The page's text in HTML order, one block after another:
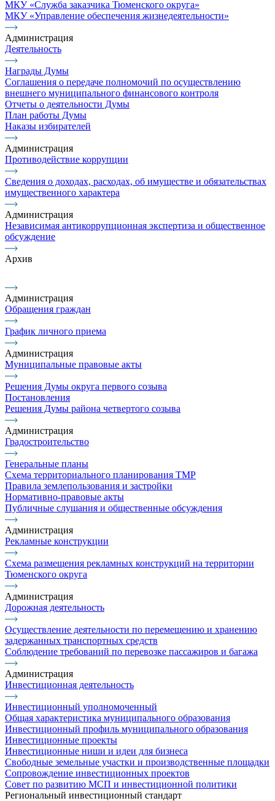
МКУ «Служба заказчика Тюменского округа»
МКУ «Управление обеспечения жизнедеятельности»
Администрация
Деятельность
Награды Думы
Соглашения о передаче полномочий по осуществлению
внешнего муниципального финансового контроля
Отчеты о деятельности Думы
План работы Думы
Наказы избирателей
Администрация
Противодействие коррупции
Сведения о доходах, расходах, об имуществе и обязательствах
имущественного характера
Администрация
Независимая антикоррупционная экспертиза и общественное
обсуждение
Архив
Администрация
Обращения граждан
График личного приема
Администрация
Муниципальные правовые акты
Решения Думы округа первого созыва
Постановления
Решения Думы района четвертого созыва
Администрация
Градостроительство
Генеральные планы
Схема территориального планирования ТМР
Правила землепользования и застройки
Нормативно-правовые акты
Публичные слушания и общественные обсуждения
Администрация
Рекламные конструкции
Схема размещения рекламных конструкций на территории
Тюменского округа
Администрация
Дорожная деятельность
Осуществление деятельности по перемещению и хранению
задержанных транспортных средств
Соблюдение требований по перевозке пассажиров и багажа
Администрация
Инвестиционная деятельность
Инвестиционный уполномоченный
Общая характеристика муниципального образования
Инвестиционный профиль муниципального образования
Инвестиционные проекты
Инвестиционные ниши и идеи для бизнеса
Свободные земельные участки и производственные площадки
Сопровождение инвестиционных проектов
Совет по развитию МСП и инвестиционной политики
Региональный инвестиционный стандарт